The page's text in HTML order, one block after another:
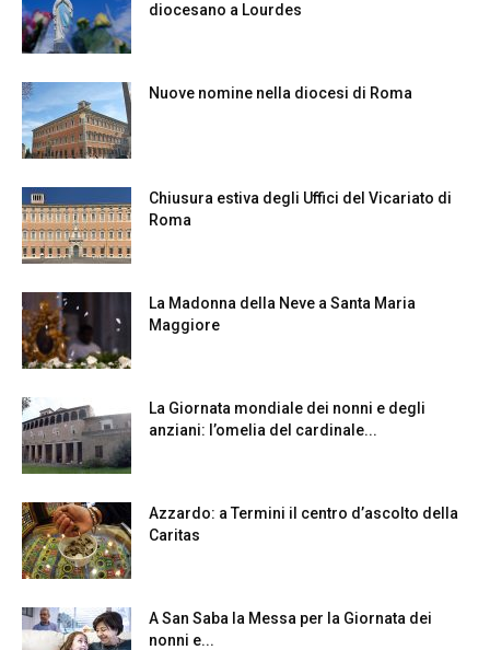
diocesano a Lourdes
Nuove nomine nella diocesi di Roma
Chiusura estiva degli Uffici del Vicariato di
Roma
La Madonna della Neve a Santa Maria
Maggiore
La Giornata mondiale dei nonni e degli
anziani: l’omelia del cardinale...
Azzardo: a Termini il centro d’ascolto della
Caritas
A San Saba la Messa per la Giornata dei
nonni e...